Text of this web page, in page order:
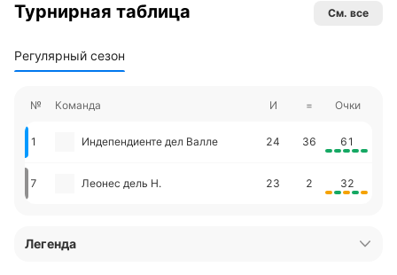
Турнирная таблица См. все
Регулярный сезон
№ Команда И = Очки
1 Индепендиенте дел Валле 24 36 61
7 Леонес дель Н. 23 2 32
Легенда